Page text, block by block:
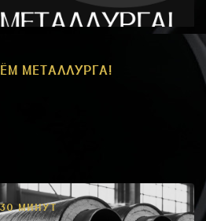
МЕТАЛЛУРГА!
МИНУТ